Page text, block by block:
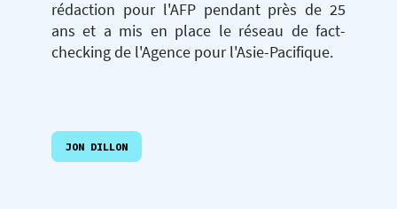
rédaction pour l'AFP pendant près de 25
ans et a mis en place le réseau de fact-
checking de l'Agence pour l'Asie-Pacifique.
JON DILLON